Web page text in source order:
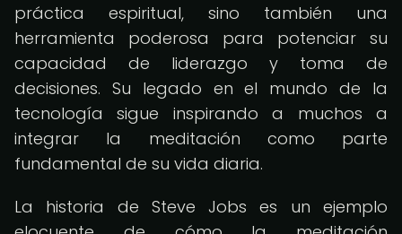
práctica espiritual, sino también una
herramienta poderosa para potenciar su
capacidad de liderazgo y toma de
decisiones. Su legado en el mundo de la
tecnología sigue inspirando a muchos a
integrar la meditación como parte
fundamental de su vida diaria.
La historia de Steve Jobs es un ejemplo